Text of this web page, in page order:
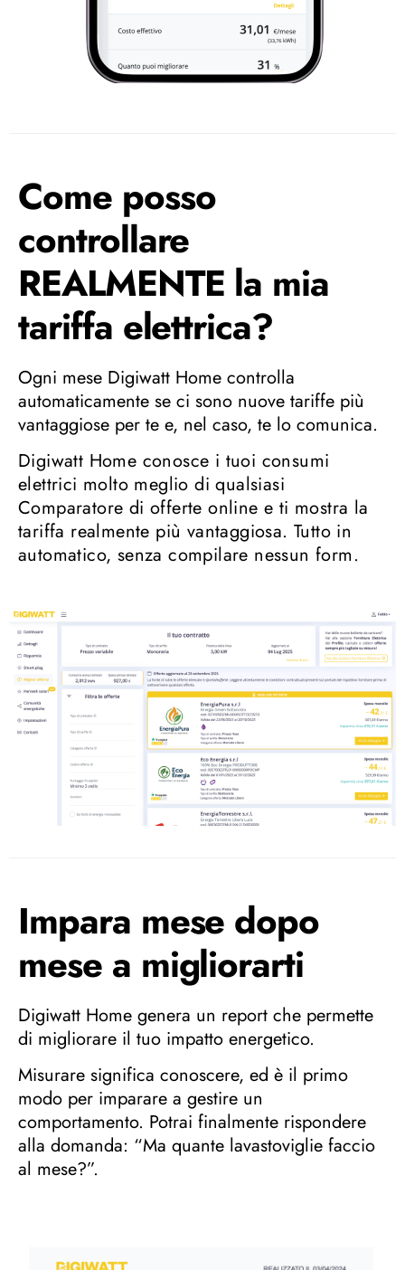
Come posso
controllare
REALMENTE la mia
tariffa elettrica?
Ogni mese Digiwatt Home controlla
automaticamente se ci sono nuove tariffe più
vantaggiose per te e, nel caso, te lo comunica.
Digiwatt Home conosce i tuoi consumi
elettrici molto meglio di qualsiasi
Comparatore di offerte online e ti mostra la
tariffa realmente più vantaggiosa. Tutto in
automatico, senza compilare nessun form.
Impara mese dopo
mese a migliorarti
Digiwatt Home genera un report che permette
di migliorare il tuo impatto energetico.
Misurare significa conoscere, ed è il primo
modo per imparare a gestire un
comportamento. Potrai finalmente rispondere
alla domanda: “Ma quante lavastoviglie faccio
al mese?”.